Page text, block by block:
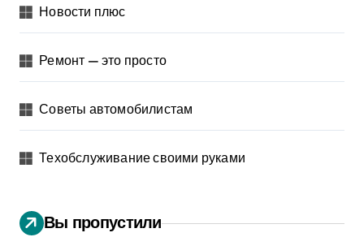
Новости плюс
Ремонт — это просто
Советы автомобилистам
Техобслуживание своими руками
Вы пропустили